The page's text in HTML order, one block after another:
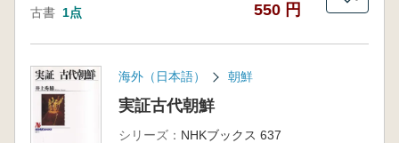
古書 1点 550 円
海外（日本語） 朝鮮
実証古代朝鮮
シリーズ： NHKブックス 637